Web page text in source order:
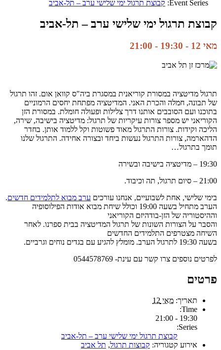
Event Series: קבוצת תרגול ימי שלישי ערב – תל-אביב
קבוצת תרגול ימי שלישי ערב – תל-אביב
מאי 12 - 19:30 -
21:00
תרגול מדיטציה במסורת קוריאנית במסגרת ביה"ס קוואן אום. זהו תרגול
של תבונה, חמלה והכרת האני. המדיטציה מפתחת יחסים הרמוניים
בתוכנו ועם הסובבים אותנו דרך צלילות ופעולה חומלת. במסורת הזן
הקוריאני יש מספר צורות עיקריות של תרגול: מדיטציה בישיבה, שירה,
הליכה וקידות. צורות התרגול מאוד פשוטות וקל ללמוד אותן. בחדר
הדהארמה, צורות התרגול נעשות ביחד ובצורה אחידה. התרגול שלנו
תומך בתרגול…
19:30 – מדיטציה בישיבה ובשירה
21:00 – סיום תרגול, תה וכיבוד.
בימי שלישי, אחת לשבועיים, אנחנו עורכים ערב מבוא לתלמידים חדשים.
הערב מתחיל בשעה 19:00 וכולל שיחת מבוא אודות הפילוסופיה
וההיסטוריה של הזן-בודהיזם הקוריאני
והסבר על הצורות השונות של תרגול המדיטציה בבית ספרנו. לאחר
השיחה מצטרפים התלמידים החדשים
בשעה 19:30 לתרגול הערב. מומלץ להגיע עם בגדים נוחים וגרביים.
לפרטים נוספים צרו קשר עם עינת- 0544578769
פרטים
תאריך: מאי 12
Time:
19:30 - 21:00
Series:
קבוצת תרגול ימי שלישי ערב – תל-אביב
אירוע קטגוריה: קבוצות תרגול, תל אביב